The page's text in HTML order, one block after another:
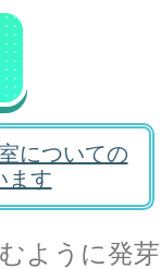
についての
ます
ように発芽